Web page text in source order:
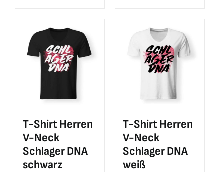
mehrere
Varianten
auf.
Die
können
der
Produktseite
gewählt
mehrere
Varianten
auf.
Die
Optionen
können
der
Produktseite
gewählt
T-Shirt Herren
V-Neck
Schlager DNA
schwarz
T-Shirt Herren
V-Neck
Schlager DNA
weiß